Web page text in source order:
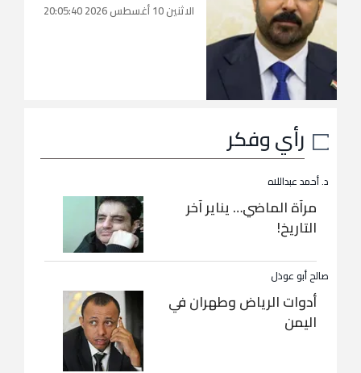
الاثنين 10 أغسطس 2026 20:05:40
رأي وفكر
د. أحمد عبداللاه
مرآة الماضي… يناير آخر
التاريخ!
صالح أبو عوذل
أدوات الرياض وطهران في
اليمن